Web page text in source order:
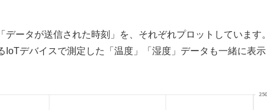
ータが送信された時刻」を、それぞれプロットしています。
IoTデバイスで測定した「温度」「湿度」データも一緒に表示